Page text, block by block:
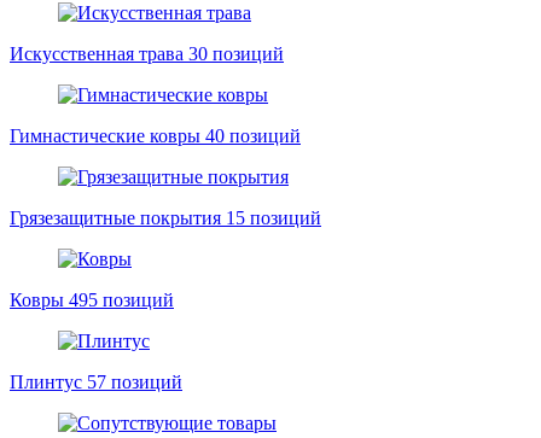
Искусственная трава 30 позиций
Гимнастические ковры 40 позиций
Грязезащитные покрытия 15 позиций
Ковры 495 позиций
Плинтус 57 позиций